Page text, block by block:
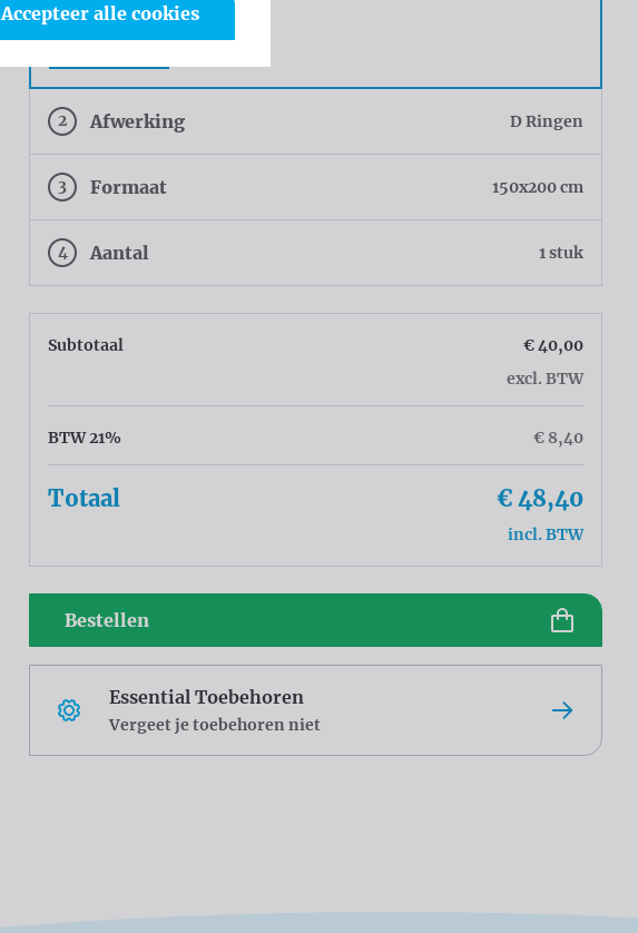
2 Afwerking D Ringen
3 Formaat 150x200 cm
4 Aantal 1 stuk
Subtotaal
€ 40,00
excl. BTW
BTW 21% € 8,40
Totaal € 48,40
incl. BTW
Bestellen
Essential Toebehoren
Vergeet je toebehoren niet
Accepteer alle cookies